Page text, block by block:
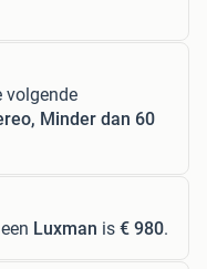
volgende
Minder dan 60
Luxman is € 980.